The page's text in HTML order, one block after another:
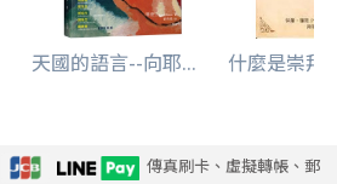
天國的語言--向耶... 什麼是崇拜
傳真刷卡、虛擬轉帳、郵